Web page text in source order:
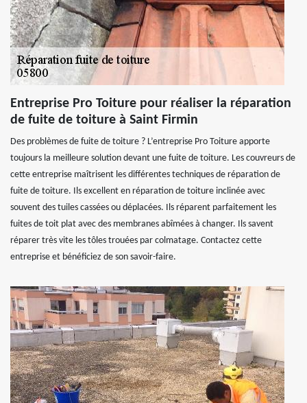
Entreprise Pro Toiture pour réaliser la réparation
de fuite de toiture à Saint Firmin
Des problèmes de fuite de toiture ? L’entreprise Pro Toiture apporte
toujours la meilleure solution devant une fuite de toiture. Les couvreurs de
cette entreprise maîtrisent les différentes techniques de réparation de
fuite de toiture. Ils excellent en réparation de toiture inclinée avec
souvent des tuiles cassées ou déplacées. Ils réparent parfaitement les
fuites de toit plat avec des membranes abîmées à changer. Ils savent
réparer très vite les tôles trouées par colmatage. Contactez cette
entreprise et bénéficiez de son savoir-faire.